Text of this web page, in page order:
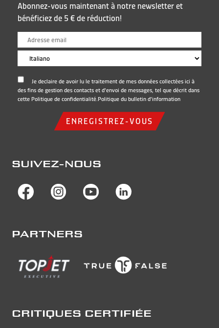
Abonnez-vous maintenant à notre newsletter et
bénéficiez de 5 € de réduction!
Je declaire de avoir lu le traitement de mes données collectées ici à
des fins de gestion des contacts et d'envoi de messages, tel que décrit dans
cette Politique de confidentialité.Politique du bulletin d'information
ENREGISTREZ-VOUS
SUIVEZ-NOUS
PARTNERS
CRITIQUES CERTIFIÉE